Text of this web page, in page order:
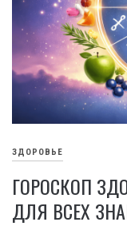
ЗДОРОВЬЕ
ГОРОСКОП
ДЛЯ ВСЕХ